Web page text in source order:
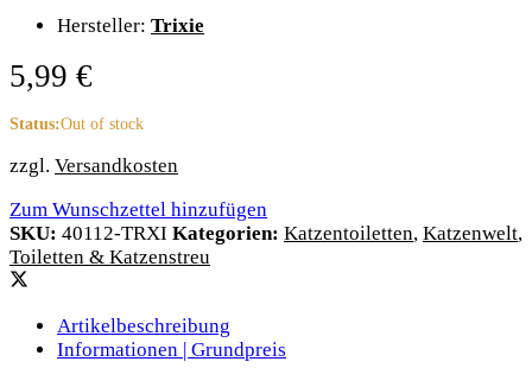
Hersteller: Trixie
5,99 €
Status:Out of stock
zzgl. Versandkosten
Zum Wunschzettel hinzufügen
SKU: 40112-TRXI Kategorien: Katzentoiletten, Katzenwelt,
Toiletten & Katzenstreu
Artikelbeschreibung
Informationen | Grundpreis